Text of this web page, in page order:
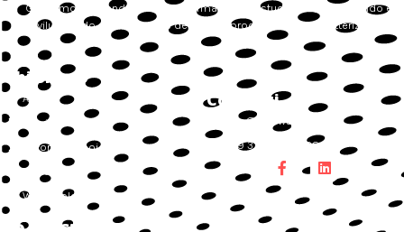
Guidiamo le aziende nella loro forma digitale studiando, progettando e
sviluppando sulle esigenze dei singoli processi che la caratterizzano,
Chi Siamo
About
Servizi
Lavora con noi
Contatti
Whistleblowing
Contatti
info@bwowsolution.it
+39 375 697 0388